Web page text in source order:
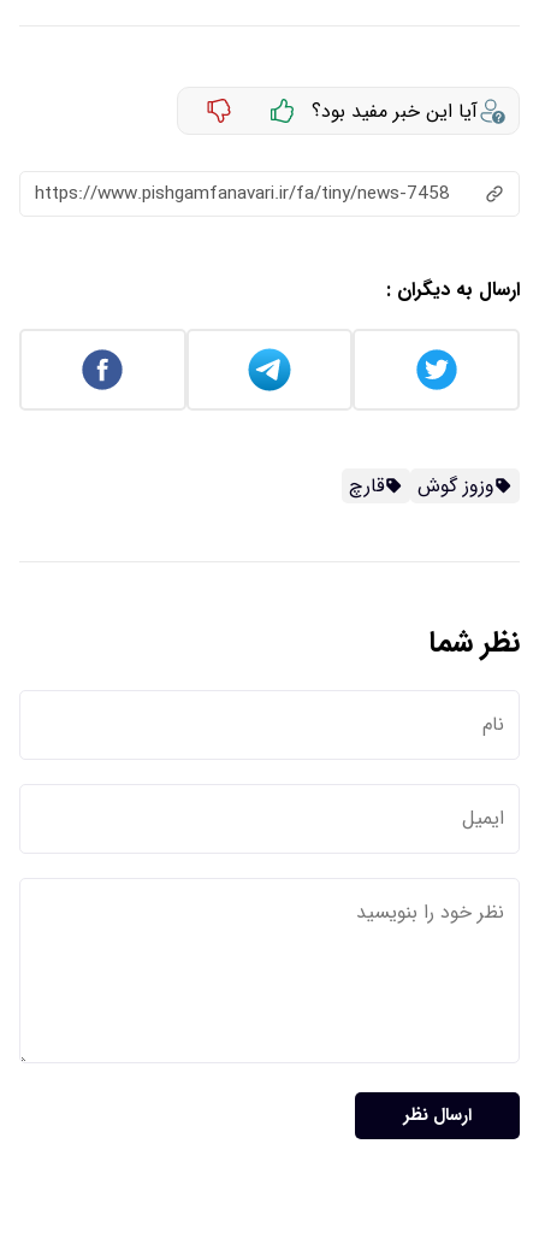
آیا این خبر مفید بود؟
https://www.pishgamfanavari.ir/fa/tiny/news-7458
ارسال به دیگران :
وزوز گوش قارچ
نظر شما
ارسال نظر